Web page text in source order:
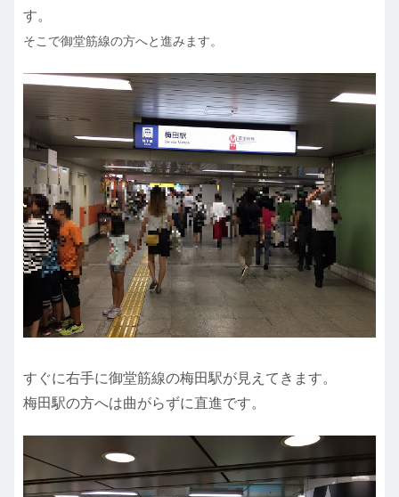
す。
そこで御堂筋線の方へと進みます。
すぐに右手に御堂筋線の梅田駅が見えてきます。
梅田駅の方へは曲がらずに直進です。